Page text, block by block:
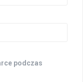
podczas